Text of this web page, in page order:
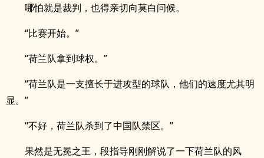
哪怕就是裁判，也得亲切向莫白问候。
“比赛开始。”
“荷兰队拿到球权。”
“荷兰队是一支擅长于进攻型的球队，他们的速度尤其明
显。”
“不好，荷兰队杀到了中国队禁区。”
果然是无冕之王，段指导刚刚解说了一下荷兰队的风